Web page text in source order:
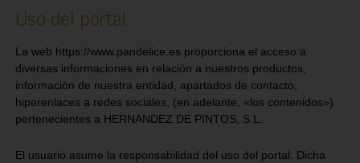
Uso del portal:
La web https://www.pandelice.es proporciona el acceso a
diversas informaciones en relación a nuestros productos,
información de nuestra entidad, apartados de contacto,
hiperenlaces a redes sociales, (en adelante, «los contenidos»)
pertenecientes a HERNANDEZ DE PINTOS, S.L.
El usuario asume la responsabilidad del uso del portal. Dicha